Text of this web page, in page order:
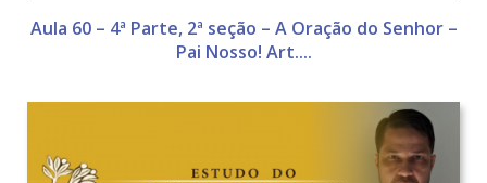
Aula 60 – 4ª Parte, 2ª seção – A Oração do Senhor –
Pai Nosso! Art....